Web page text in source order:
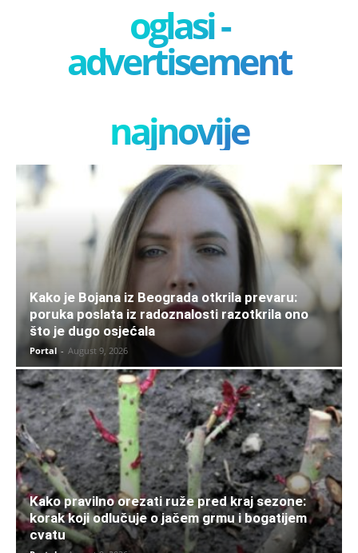
oglasi -
advertisement
najnovije
Kako je Bojana iz Beograda otkrila prevaru:
poruka poslata iz radoznalosti razotkrila ono
što je dugo osjećala
Portal - August 9, 2026
Kako pravilno orezati ruže pred kraj sezone:
korak koji odlučuje o jačem grmu i bogatijem
cvatu